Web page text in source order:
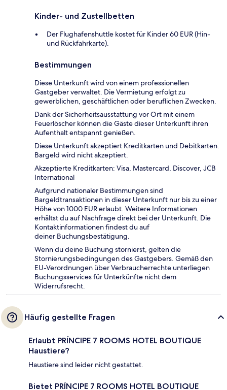
Kinder- und Zustellbetten
Der Flughafenshuttle kostet für Kinder 60 EUR (Hin-
und Rückfahrkarte).
Bestimmungen
Diese Unterkunft wird von einem professionellen
Gastgeber verwaltet. Die Vermietung erfolgt zu
gewerblichen, geschäftlichen oder beruflichen Zwecken.
Dank der Sicherheitsausstattung vor Ort mit einem
Feuerlöscher können die Gäste dieser Unterkunft ihren
Aufenthalt entspannt genießen.
Diese Unterkunft akzeptiert Kreditkarten und Debitkarten.
Bargeld wird nicht akzeptiert.
Akzeptierte Kreditkarten: Visa, Mastercard, Discover, JCB
International
Aufgrund nationaler Bestimmungen sind
Bargeldtransaktionen in dieser Unterkunft nur bis zu einer
Höhe von 1000 EUR erlaubt. Weitere Informationen
erhältst du auf Nachfrage direkt bei der Unterkunft. Die
Kontaktinformationen findest du auf
deiner Buchungsbestätigung.
Wenn du deine Buchung stornierst, gelten die
Stornierungsbedingungen des Gastgebers. Gemäß den
EU-Verordnungen über Verbraucherrechte unterliegen
Buchungsservices für Unterkünfte nicht dem
Widerrufsrecht.
Häufig gestellte Fragen
Erlaubt PRÍNCIPE 7 ROOMS HOTEL BOUTIQUE
Haustiere?
Haustiere sind leider nicht gestattet.
Bietet PRÍNCIPE 7 ROOMS HOTEL BOUTIQUE